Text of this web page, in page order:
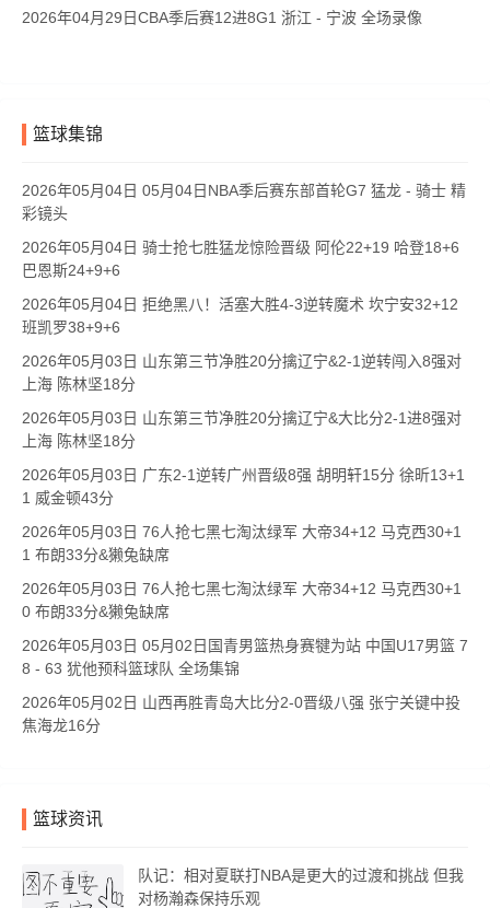
2026年04月29日CBA季后赛12进8G1 浙江 - 宁波 全场录像
篮球集锦
2026年05月04日 05月04日NBA季后赛东部首轮G7 猛龙 - 骑士 精
彩镜头
2026年05月04日 骑士抢七胜猛龙惊险晋级 阿伦22+19 哈登18+6
巴恩斯24+9+6
2026年05月04日 拒绝黑八！活塞大胜4-3逆转魔术 坎宁安32+12
班凯罗38+9+6
2026年05月03日 山东第三节净胜20分擒辽宁&2-1逆转闯入8强对
上海 陈林坚18分
2026年05月03日 山东第三节净胜20分擒辽宁&大比分2-1进8强对
上海 陈林坚18分
2026年05月03日 广东2-1逆转广州晋级8强 胡明轩15分 徐昕13+1
1 威金顿43分
2026年05月03日 76人抢七黑七淘汰绿军 大帝34+12 马克西30+1
1 布朗33分&獭兔缺席
2026年05月03日 76人抢七黑七淘汰绿军 大帝34+12 马克西30+1
0 布朗33分&獭兔缺席
2026年05月03日 05月02日国青男篮热身赛犍为站 中国U17男篮 7
8 - 63 犹他预科篮球队 全场集锦
2026年05月02日 山西再胜青岛大比分2-0晋级八强 张宁关键中投
焦海龙16分
篮球资讯
队记：相对夏联打NBA是更大的过渡和挑战 但我
对杨瀚森保持乐观